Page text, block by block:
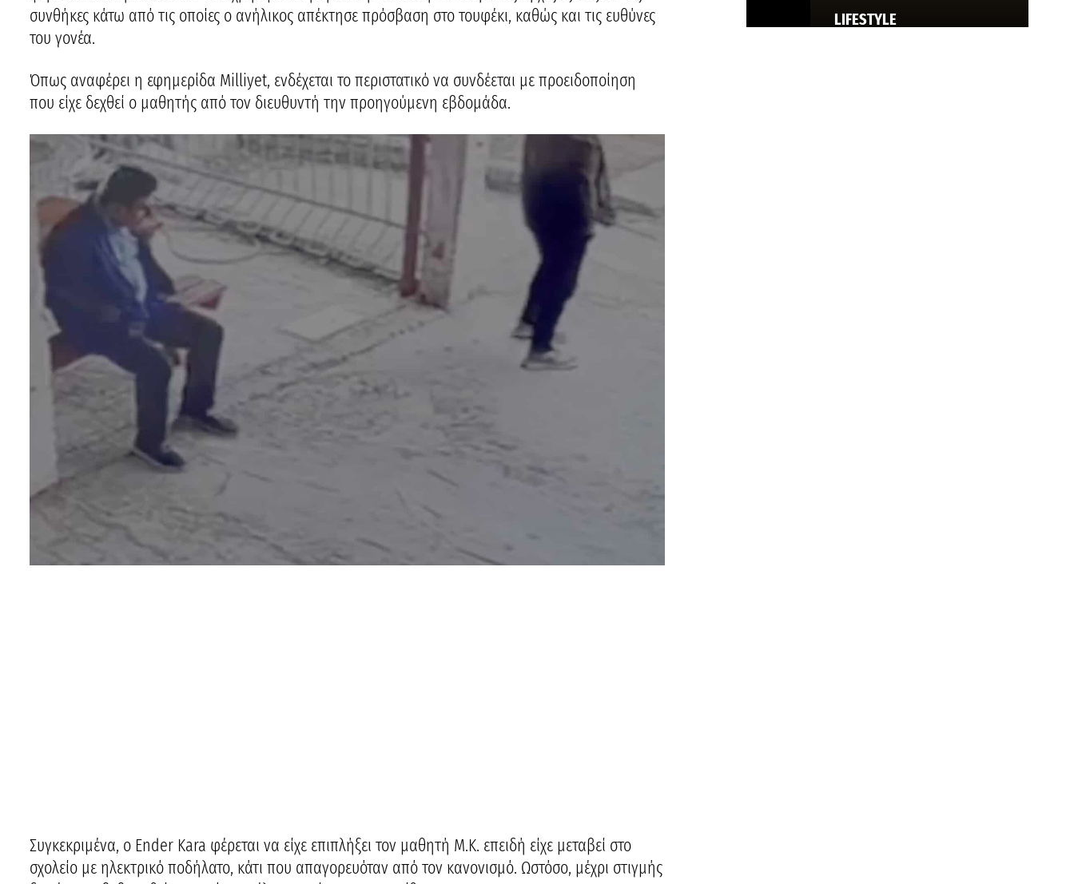
συνθήκες κάτω από τις οποίες ο ανήλικος απέκτησε πρόσβαση στο τουφέκι, καθώς και τις ευθύνες
του γονέα.
Όπως αναφέρει η εφημερίδα Milliyet, ενδέχεται το περιστατικό να συνδέεται με προειδοποίηση
που είχε δεχθεί ο μαθητής από τον διευθυντή την προηγούμενη εβδομάδα.
Συγκεκριμένα, ο Ender Kara φέρεται να είχε επιπλήξει τον μαθητή M.K. επειδή είχε μεταβεί στο
σχολείο με ηλεκτρικό ποδήλατο, κάτι που απαγορευόταν από τον κανονισμό. Ωστόσο, μέχρι στιγμής
LIFESTYLE